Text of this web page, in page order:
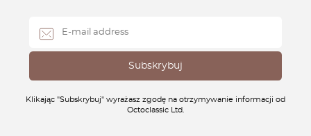
Klikając "Subskrybuj" wyrażasz zgodę na otrzymywanie informacji od
Octoclassic Ltd.